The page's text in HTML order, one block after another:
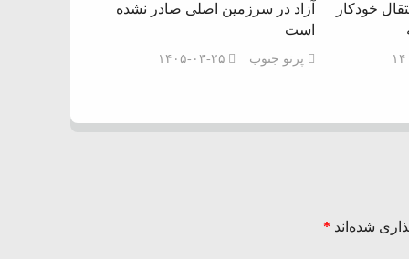
خودکار
آزاد در سرزمین اصلی صادر نشده
است
پرتو جنوب ۱۴۰۵-۰۳-۲۵
شده‌اند *